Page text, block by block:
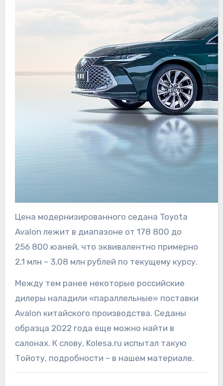
Цена модернизированного седана Toyota
Avalon лежит в диапазоне от 178 800 до
256 800 юаней, что эквивалентно примерно
2,1 млн – 3,08 млн рублей по текущему курсу.
Между тем ранее некоторые российские
дилеры наладили «параллельные» поставки
Avalon китайского производства. Седаны
образца 2022 года еще можно найти в
салонах. К слову, Kolesa.ru испытал такую
Тойоту, подробности – в нашем материале.